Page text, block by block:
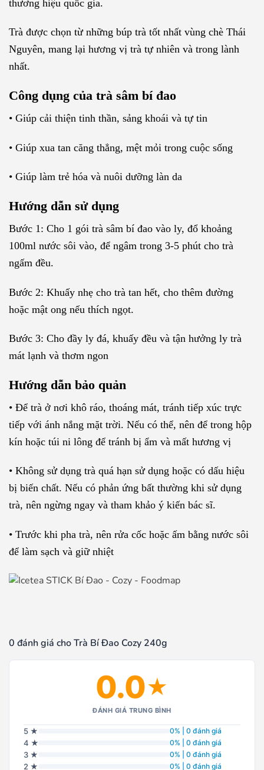
thương hiệu quốc gia.
Trà được chọn từ những búp trà tốt nhất vùng chè Thái
Nguyên, mang lại hương vị trà tự nhiên và trong lành
nhất.
Công dụng của trà sâm bí đao
• Giúp cải thiện tinh thần, sảng khoái và tự tin
• Giúp xua tan căng thẳng, mệt mỏi trong cuộc sống
• Giúp làm trẻ hóa và nuôi dưỡng làn da
Hướng dẫn sử dụng
Bước 1: Cho 1 gói trà sâm bí đao vào ly, đổ khoảng
100ml nước sôi vào, để ngâm trong 3-5 phút cho trà
ngấm đều.
Bước 2: Khuấy nhẹ cho trà tan hết, cho thêm đường
hoặc mật ong nếu thích ngọt.
Bước 3: Cho đầy ly đá, khuấy đều và tận hưởng ly trà
mát lạnh và thơm ngon
Hướng dẫn bảo quản
• Để trà ở nơi khô ráo, thoáng mát, tránh tiếp xúc trực
tiếp với ánh nắng mặt trời. Nếu có thể, nên để trong hộp
kín hoặc túi ni lông để tránh bị ẩm và mất hương vị
• Không sử dụng trà quá hạn sử dụng hoặc có dấu hiệu
bị biến chất. Nếu có phản ứng bất thường khi sử dụng
trà, nên ngừng ngay và tham khảo ý kiến bác sĩ.
• Trước khi pha trà, nên rửa cốc hoặc ấm bằng nước sôi
để làm sạch và giữ nhiệt
0 đánh giá cho Trà Bí Đao Cozy 240g
0.0★
ĐÁNH GIÁ TRUNG BÌNH
5 ★ 0% | 0 đánh giá
4 ★ 0% | 0 đánh giá
3 ★ 0% | 0 đánh giá
2 ★ 0% | 0 đánh giá